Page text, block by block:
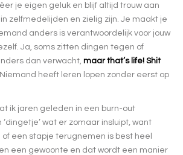
je eigen geluk en blijf altijd trouw aan
zelfmedelijden en zielig zijn. Je maakt je
anders is verantwoordelijk voor jouw
Ja, soms zitten dingen tegen of
dan verwacht, maar that’s life! Shit
Niemand heeft leren lopen zonder eerst op
ik jaren geleden in een burn-out
‘dingetje’ wat er zomaar insluipt, want
een stapje terugnemen is best heel
een gewoonte en dat wordt een manier